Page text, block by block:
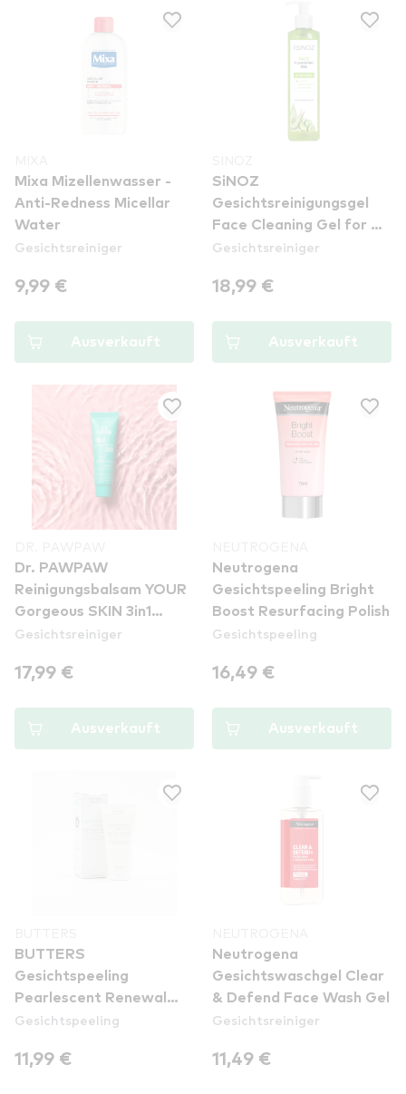
Mixa Mizellenwasser -
Anti-Redness Micellar
Water
Gesichtsreiniger
9,99 €
Ausverkauft
SiNOZ
Gesichtsreinigungsgel
Face Cleaning Gel for All
Skin
Gesichtsreiniger
18,99 €
Ausverkauft
Dr. PAWPAW
Reinigungsbalsam YOUR
Gorgeous SKIN 3in1
Cleansing Balm
Gesichtsreiniger
17,99 €
Ausverkauft
Neutrogena
Gesichtspeeling Bright
Boost Resurfacing Polish
Gesichtspeeling
16,49 €
Ausverkauft
BUTTERS
Gesichtspeeling
Pearlescent Renewal
Exfoliator For Facial
Gesichtspeeling
11,99 €
Neutrogena
Gesichtswaschgel Clear
& Defend Face Wash Gel
Gesichtsreiniger
11,49 €